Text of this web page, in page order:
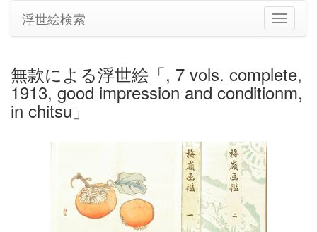
ナ
ビ
シ
ョ
浮世絵検索
無款による浮世絵「, 7 vols. complete,
1913, good impression and conditionm,
in chitsu」